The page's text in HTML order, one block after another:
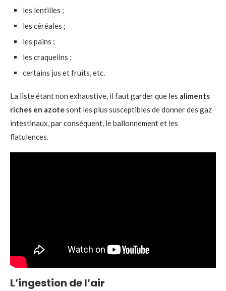
les lentilles ;
les céréales ;
les pains ;
les craquelins ;
certains jus et fruits, etc.
La liste étant non exhaustive, il faut garder que les aliments
riches en azote sont les plus susceptibles de donner des gaz
intestinaux, par conséquent, le ballonnement et les
flatulences.
L’ingestion de l’air